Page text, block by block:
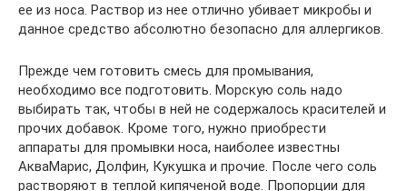
ее из носа. Раствор из нее отлично убивает микробы и
данное средство абсолютно безопасно для аллергиков.
Прежде чем готовить смесь для промывания,
необходимо все подготовить. Морскую соль надо
выбирать так, чтобы в ней не содержалось красителей и
прочих добавок. Кроме того, нужно приобрести
аппараты для промывки носа, наиболее известны
АкваМарис, Долфин, Кукушка и прочие. После чего соль
растворяют в теплой кипяченой воде. Пропорции для